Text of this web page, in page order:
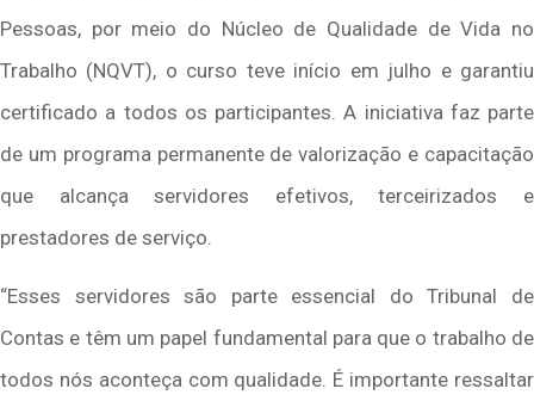
Pessoas, por meio do Núcleo de Qualidade de Vida no
Trabalho (NQVT), o curso teve início em julho e garantiu
certificado a todos os participantes. A iniciativa faz parte
de um programa permanente de valorização e capacitação
que alcança servidores efetivos, terceirizados e
prestadores de serviço.
“Esses servidores são parte essencial do Tribunal de
Contas e têm um papel fundamental para que o trabalho de
todos nós aconteça com qualidade. É importante ressaltar